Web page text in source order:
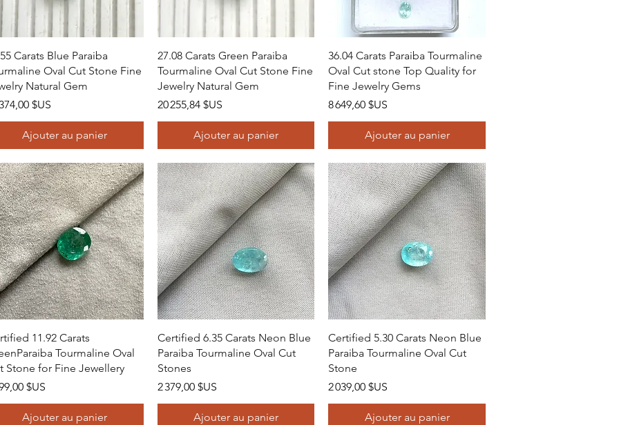
Aperçu rapide
Carats Blue Paraiba
Oval Cut Stone Fine
Natural Gem
$US
Ajouter au panier
Aperçu rapide
27.08 Carats Green Paraiba
Tourmaline Oval Cut Stone Fine
Jewelry Natural Gem
Prix
20 255,84 $US
Ajouter au panier
Aperçu rapide
36.04 Carats Paraiba Tourmaline
Oval Cut stone Top Quality for
Fine Jewelry Gems
Prix
8 649,60 $US
Ajouter au panier
Aperçu rapide
11.92 Carats
Tourmaline Oval
Stone for Fine Jewellery
$US
Ajouter au panier
Aperçu rapide
Certified 6.35 Carats Neon Blue
Paraiba Tourmaline Oval Cut
Stones
Prix
2 379,00 $US
Ajouter au panier
Aperçu rapide
Certified 5.30 Carats Neon Blue
Paraiba Tourmaline Oval Cut
Stone
Prix
2 039,00 $US
Ajouter au panier